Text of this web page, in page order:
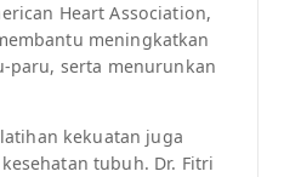
Heart Association,
meningkatkan
paru, serta menurunkan
kekuatan juga
tubuh. Dr. Fitri